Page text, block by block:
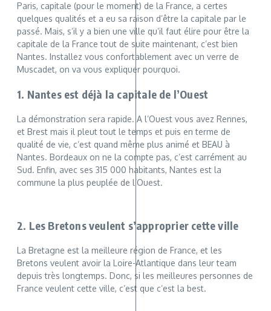
Paris, capitale (pour le moment) de la France, a certes
quelques qualités et a eu sa raison d’être la capitale par le
passé. Mais, s’il y a bien une ville qu’il faut élire pour être la
capitale de la France tout de suite maintenant, c’est bien
Nantes. Installez vous confortablement avec un verre de
Muscadet, on va vous expliquer pourquoi.
1. Nantes est déjà la capitale de l’Ouest
La démonstration sera rapide. A l’Ouest vous avez Rennes,
et Brest mais il pleut tout le temps et puis en terme de
qualité de vie, c’est quand même plus animé et BEAU à
Nantes. Bordeaux on ne la compte pas, c’est carrément au
Sud. Enfin, avec ses 315 000 habitants, Nantes est la
commune la plus peuplée de l’Ouest.
2. Les Bretons veulent s’approprier cette ville
La Bretagne est la meilleure région de France, et les
Bretons veulent avoir la Loire-Atlantique dans leur team
depuis très longtemps. Donc, si les meilleures personnes de
France veulent cette ville, c’est que c’est la best.